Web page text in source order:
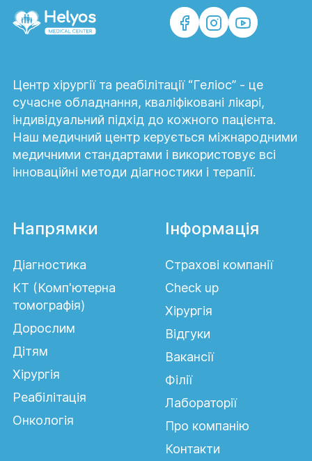
Центр хірургії та реабілітації “Геліос” - це
сучасне обладнання, кваліфіковані лікарі,
індивідуальний підхід до кожного пацієнта.
Наш медичний центр керується міжнародними
медичними стандартами і використовує всі
інноваційні методи діагностики і терапії.
Напрямки
Діагностика
КТ (Комп'ютерна
томографія)
Дорослим
Дітям
Хірургія
Реабілітація
Онкологія
Інформація
Страхові компанії
Сheck up
Хірургія
Відгуки
Вакансії
Філії
Лабораторії
Про компанію
Контакти